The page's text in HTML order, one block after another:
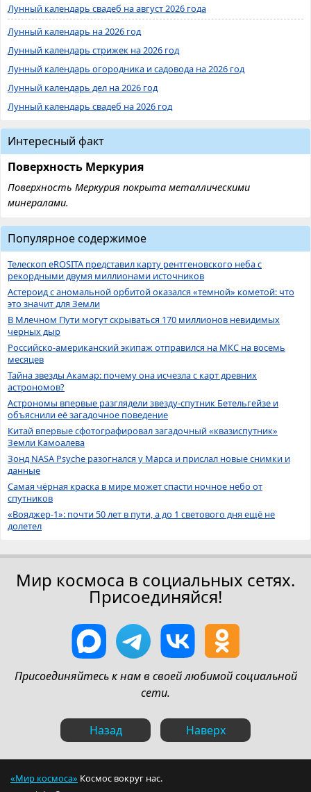
Лунный календарь свадеб на август 2026 года
Лунный календарь на 2026 год
Лунный календарь стрижек на 2026 год
Лунный календарь огородника и садовода на 2026 год
Лунный календарь дел на 2026 год
Лунный календарь свадеб на 2026 год
Интересный факт
Поверхность Меркурия
Поверхность Меркурия покрыта металлическими
минералами.
Популярное содержимое
Телескоп eROSITA представил карту рентгеновского неба с
рекордными двумя миллионами источников
Астероид с аномальной орбитой оказался «темной» кометой: что
это значит для Земли
В Млечном Пути могут скрываться 170 миллионов невидимых
черных дыр
Российско-американский экипаж отправился на МКС на восемь
месяцев
Тайна звезды Акамар: почему она исчезла с карт древних
астрономов?
Астрономы впервые разглядели звезду-спутник Бетельгейзе и
объяснили её загадочное поведение
Китай впервые сфотографировал загадочный «квазиспутник»
Земли Камоалева
Зонд NASA Psyche разогнался у Марса и прислал новые снимки и
данные
Самая чёрная краска в мире может спасти ночное небо от
спутников
«Вояджер-1»: почти 50 лет в пути, а до 1 светового дня ещё не
долетел
Мир космоса в социальных сетях.
Присоединяйся!
Присоединяйтесь к нам в своей любимой социальной
сети.
Назад Наверх
«Мир космоса» Космос вокруг нас.